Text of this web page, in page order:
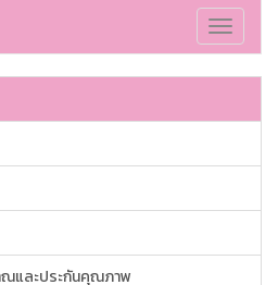
Toggle
ณและประกันคุณภาพ